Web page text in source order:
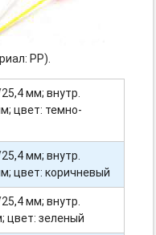
PP).
мм; внутр.
цвет: темно-
мм; внутр.
цвет: коричневый
мм; внутр.
цвет: зеленый